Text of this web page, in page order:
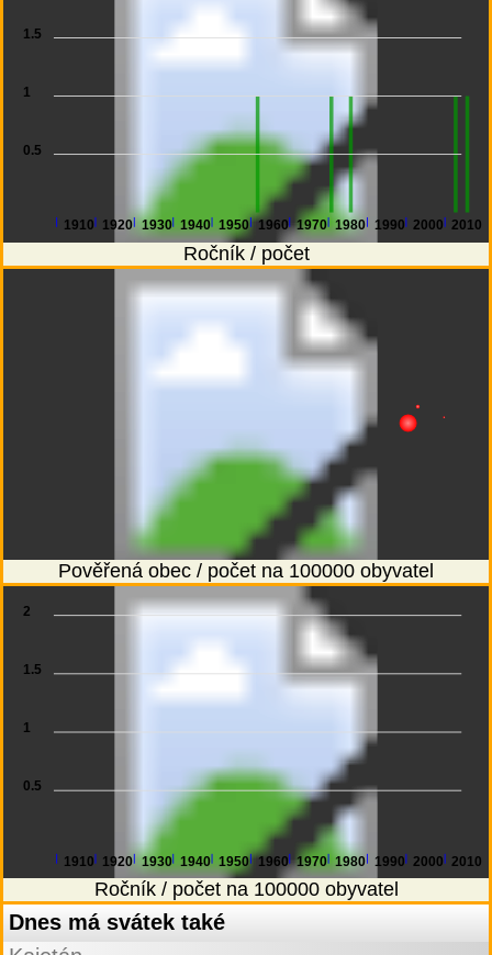
1910 1920 1930 1940 1950 1960 1970 1980 1990 2000 2010
0.5
1
1.5
Ročník / počet
Pověřená obec / počet na 100000 obyvatel
1910 1920 1930 1940 1950 1960 1970 1980 1990 2000 2010
0.5
1
1.5
2
Ročník / počet na 100000 obyvatel
Dnes má svátek také